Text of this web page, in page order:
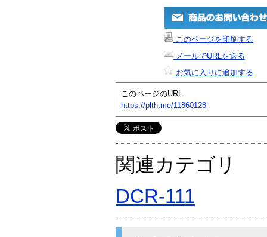
このページを印刷する
メールでURLを送る
お気に入りに追加する
このページのURL
https://plth.me/11860128
関連カテゴリ
DCR-111